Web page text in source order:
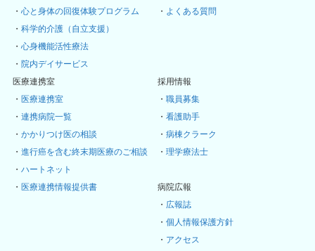
・ 心と身体の回復体験プログラム
・ 科学的介護（自立支援）
・ 心身機能活性療法
・ 院内デイサービス
・ よくある質問
医療連携室
・ 医療連携室
・ 連携病院一覧
・ かかりつけ医の相談
・ 進行癌を含む終末期医療のご相談
・ ハートネット
・ 医療連携情報提供書
採用情報
・ 職員募集
・ 看護助手
・ 病棟クラーク
・ 理学療法士
病院広報
・ 広報誌
・ 個人情報保護方針
・ アクセス